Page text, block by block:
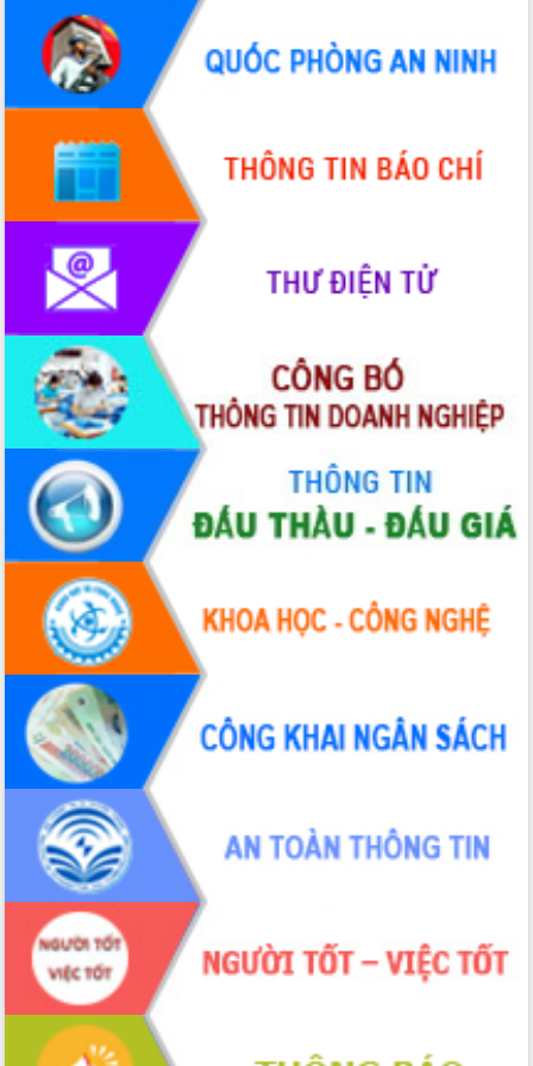
Xây dựng nông thôn mới: Nâng cao đời
sống người dân từ những mô hình thiết
thực
Quyết liệt tháo gỡ vướng mắc, đẩy
nhanh tiến độ các dự án trọng điểm
trong Khu kinh tế Nam Phú Yên
Hòn Yến phát triển du lịch gắn với bảo
tồn biển
Lấy ý kiến điều chỉnh Quy hoạch tỉnh
Đắk Lắk thời kỳ 2021-2030, tầm nhìn
đến năm 2050
Phát động chiến dịch 30 ngày đêm
giải phóng mặt bằng Tuyến đường bộ
ven biển
Đắk Lắk nỗ lực thúc đẩy tăng trưởng
kinh tế từ 10% trở lên trong Quý
II/2026
Đắk Lắk ký kết thỏa thuận hợp tác về
chuyển đổi số giai đoạn 2026 – 2030
với Tập đoàn Bưu chính Viễn thông
Việt Nam
Thứ trưởng Bộ Y tế làm việc với tỉnh
Đắk Lắk về phát triển nhân lực y tế
cho trạm y tế cấp xã
Du lịch Đắk Lắk nâng tầm trải nghiệm
du khách thông qua Hệ thống cơ sở dữ
liệu và Bản đồ số
Tập huấn ứng dụng trí tuệ nhân tạo (AI)
trong thương mại điện tử năm 2026
Đoàn đại biểu Quốc hội tỉnh Đắk Lắk
trao đổi thông tin trước Kỳ họp thứ
nhất, Quốc hội khóa XVI
Quyết liệt cải cách hành chính, khơi
thông nguồn lực phát triển
Nâng cao hiệu lực, hiệu quả HĐND
tỉnh thông qua hiện đại hóa hành chính
Xã Ea Phê gắn cải cách hành chính với
chuyển đổi số
Phó Chủ tịch Thường trực UBND tỉnh
Hồ Thị Nguyên Thảo làm việc tại Trung
tâm Phục vụ hành chính công xã Ea